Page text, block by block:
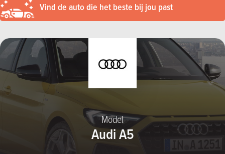
Vind de auto die het beste bij jou past
Model
Audi A5